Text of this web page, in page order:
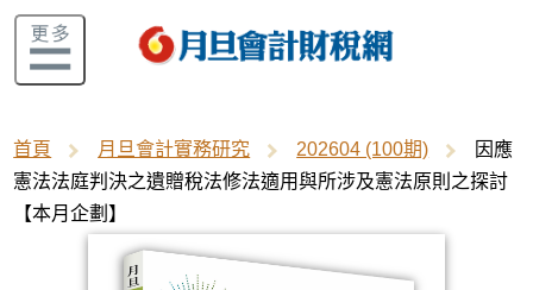
首頁 月旦會計實務研究 202604 (100期)
因應
憲法法庭判決之遺贈稅法修法適用與所涉及憲法原則之探討
【本月企劃】